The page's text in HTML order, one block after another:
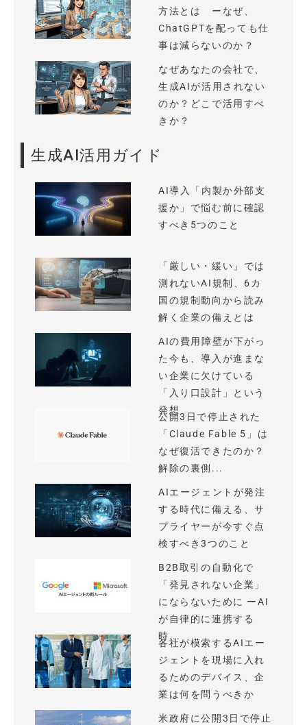
方法とは ーなぜ、
ChatGPTを配っても仕
事は減らないのか？
なぜあなたの会社で、
生成AIが活用されない
のか？どこで活用すべ
きか？
生成AI活用ガイド
AI導入「内製か外部支
援か」で悩む前に確認
すべき5つのこと
「厳しい・緩い」では
測れないAI規制、6カ
国の規制動向から読み
解く企業の備えとは
AIの費用障壁が下がっ
た今も、導入が進まな
い企業に欠けている
「入り口設計」という
発想
公開3日で停止された
「Claude Fable 5」は
なぜ復活できたのか？
解除の裏側...
AIエージェントが発注
する時代に備える、サ
プライヤーが今すぐ点
検すべき3つのこと
B2B取引の自動化で
「発見されない企業」
にならないために ーAI
が自律的に連携する
時...
各社が模索するAIエー
ジェントを現場に入れ
るためのデバイス、企
業は何を問うべきか
米政府に公開3日で停止